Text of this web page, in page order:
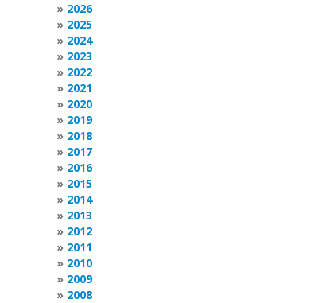
2026
2025
2024
2023
2022
2021
2020
2019
2018
2017
2016
2015
2014
2013
2012
2011
2010
2009
2008